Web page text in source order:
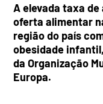
A elevada taxa
oferta alimentar
região do país
obesidade
da Organização
Europa.